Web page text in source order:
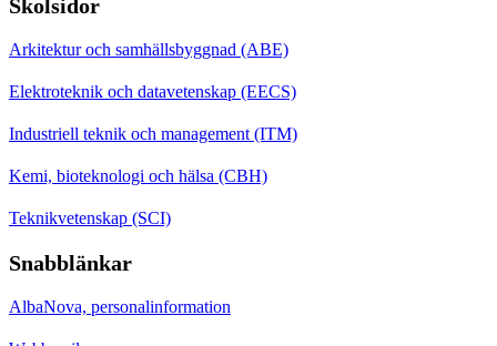
Skolsidor
Arkitektur och samhällsbyggnad (ABE)
Elektroteknik och datavetenskap (EECS)
Industriell teknik och management (ITM)
Kemi, bioteknologi och hälsa (CBH)
Teknikvetenskap (SCI)
Snabblänkar
AlbaNova, personalinformation